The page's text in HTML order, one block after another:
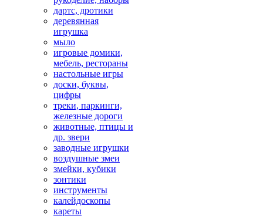
дартс, дротики
деревянная
игрушка
мыло
игровые домики,
мебель, рестораны
настольные игры
доски, буквы,
цифры
треки, паркинги,
железные дороги
животные, птицы и
др. звери
заводные игрушки
воздушные змеи
змейки, кубики
зонтики
инструменты
калейдоскопы
кареты